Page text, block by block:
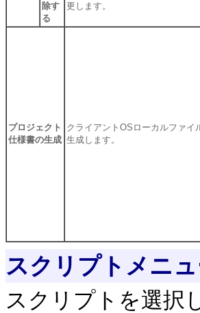
除す
る
更します。
プロジェクト
仕様書の生成
クライアントOSローカルファ
生成します。
スクリプトメニ
スクリプトを選択